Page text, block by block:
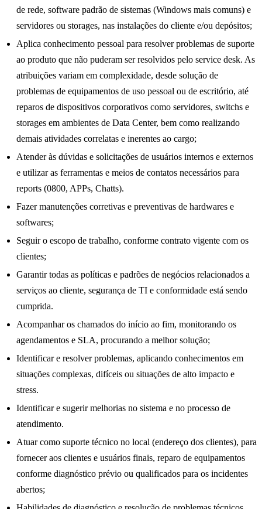
de rede, software padrão de sistemas (Windows mais comuns) e
servidores ou storages, nas instalações do cliente e/ou depósitos;
Aplica conhecimento pessoal para resolver problemas de suporte
ao produto que não puderam ser resolvidos pelo service desk. As
atribuições variam em complexidade, desde solução de
problemas de equipamentos de uso pessoal ou de escritório, até
reparos de dispositivos corporativos como servidores, switchs e
storages em ambientes de Data Center, bem como realizando
demais atividades correlatas e inerentes ao cargo;
Atender às dúvidas e solicitações de usuários internos e externos
e utilizar as ferramentas e meios de contatos necessários para
reports (0800, APPs, Chatts).
Fazer manutenções corretivas e preventivas de hardwares e
softwares;
Seguir o escopo de trabalho, conforme contrato vigente com os
clientes;
Garantir todas as políticas e padrões de negócios relacionados a
serviços ao cliente, segurança de TI e conformidade está sendo
cumprida.
Acompanhar os chamados do início ao fim, monitorando os
agendamentos e SLA, procurando a melhor solução;
Identificar e resolver problemas, aplicando conhecimentos em
situações complexas, difíceis ou situações de alto impacto e
stress.
Identificar e sugerir melhorias no sistema e no processo de
atendimento.
Atuar como suporte técnico no local (endereço dos clientes), para
fornecer aos clientes e usuários finais, reparo de equipamentos
conforme diagnóstico prévio ou qualificados para os incidentes
abertos;